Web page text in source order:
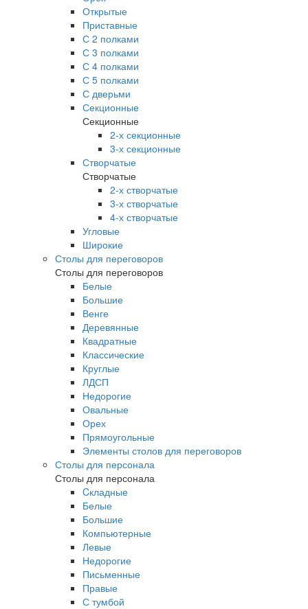
Открытые
Приставные
С 2 полками
С 3 полками
С 4 полками
С 5 полками
С дверьми
Секционные
Секционные
2-х секционные
3-х секционные
Створчатые
Створчатые
2-х створчатые
3-х створчатые
4-х створчатые
Угловые
Широкие
Столы для переговоров
Столы для переговоров
Белые
Большие
Венге
Деревянные
Квадратные
Классические
Круглые
ЛДСП
Недорогие
Овальные
Орех
Прямоугольные
Элементы столов для переговоров
Столы для персонала
Столы для персонала
Cкладные
Белые
Большие
Компьютерные
Левые
Недорогие
Письменные
Правые
С тумбой